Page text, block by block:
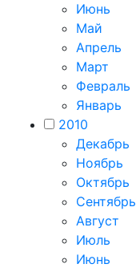
Июнь
Май
Апрель
Март
Февраль
Январь
2010
Декабрь
Ноябрь
Октябрь
Сентябрь
Август
Июль
Июнь